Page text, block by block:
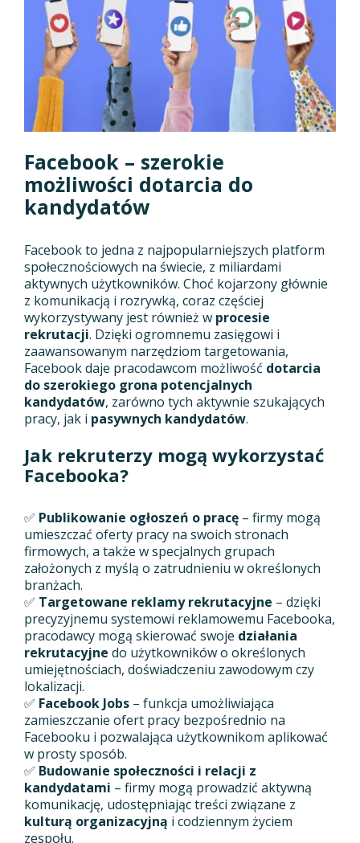
Facebook – szerokie
możliwości dotarcia do
kandydatów
Facebook to jedna z najpopularniejszych platform
społecznościowych na świecie, z miliardami
aktywnych użytkowników. Choć kojarzony głównie
z komunikacją i rozrywką, coraz częściej
wykorzystywany jest również w procesie
rekrutacji. Dzięki ogromnemu zasięgowi i
zaawansowanym narzędziom targetowania,
Facebook daje pracodawcom możliwość dotarcia
do szerokiego grona potencjalnych
kandydatów, zarówno tych aktywnie szukających
pracy, jak i pasywnych kandydatów.
Jak rekruterzy mogą wykorzystać
Facebooka?
✅ Publikowanie ogłoszeń o pracę – firmy mogą
umieszczać oferty pracy na swoich stronach
firmowych, a także w specjalnych grupach
założonych z myślą o zatrudnieniu w określonych
branżach.
✅ Targetowane reklamy rekrutacyjne – dzięki
precyzyjnemu systemowi reklamowemu Facebooka,
pracodawcy mogą skierować swoje działania
rekrutacyjne do użytkowników o określonych
umiejętnościach, doświadczeniu zawodowym czy
lokalizacji.
✅ Facebook Jobs – funkcja umożliwiająca
zamieszczanie ofert pracy bezpośrednio na
Facebooku i pozwalająca użytkownikom aplikować
w prosty sposób.
✅ Budowanie społeczności i relacji z
kandydatami – firmy mogą prowadzić aktywną
komunikację, udostępniając treści związane z
kulturą organizacyjną i codziennym życiem
zespołu.